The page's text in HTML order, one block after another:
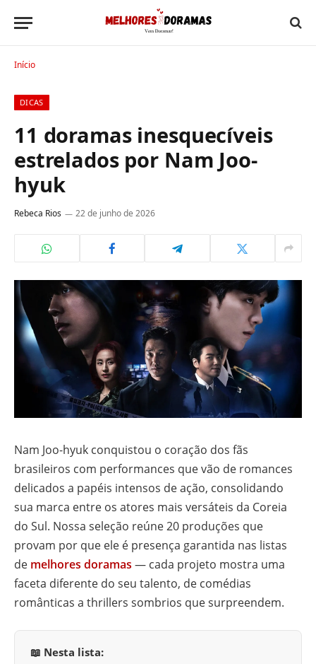
Início
DICAS
11 doramas inesquecíveis
estrelados por Nam Joo-
hyuk
Rebeca Rios 22 de junho de 2026
Nam Joo-hyuk conquistou o coração dos fãs
brasileiros com performances que vão de romances
delicados a papéis intensos de ação, consolidando
sua marca entre os atores mais versáteis da Coreia
do Sul. Nossa seleção reúne 20 produções que
provam por que ele é presença garantida nas listas
de melhores doramas — cada projeto mostra uma
faceta diferente do seu talento, de comédias
românticas a thrillers sombrios que surpreendem.
📖 Nesta lista: